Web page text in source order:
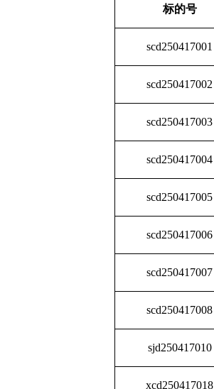
标的号
scd250417001
scd250417002
scd250417003
scd250417004
scd250417005
scd250417006
scd250417007
scd250417008
sjd250417010
xcd250417018